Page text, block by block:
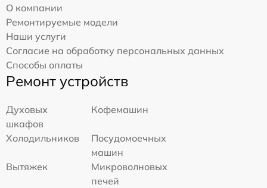
О компании
Ремонтируемые модели
Наши услуги
Согласие на обработку персональных данных
Способы оплаты
Ремонт устройств
Духовых
шкафов
Кофемашин
Холодильников
Посудомоечных
машин
Вытяжек
Микроволновых
печей